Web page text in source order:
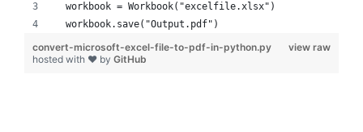
  workbook = Workbook("excelfile.xlsx")
  workbook.save("Output.pdf")
view raw
convert-microsoft-excel-file-to-pdf-in-python.py
hosted with ❤ by GitHub